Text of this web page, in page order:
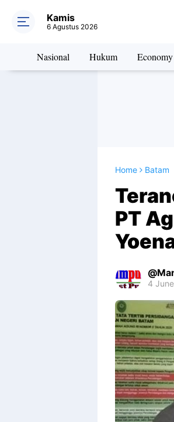
Kamis
6 Agustus 2026
Nasional Hukum Economy
Home Batam
PT
4